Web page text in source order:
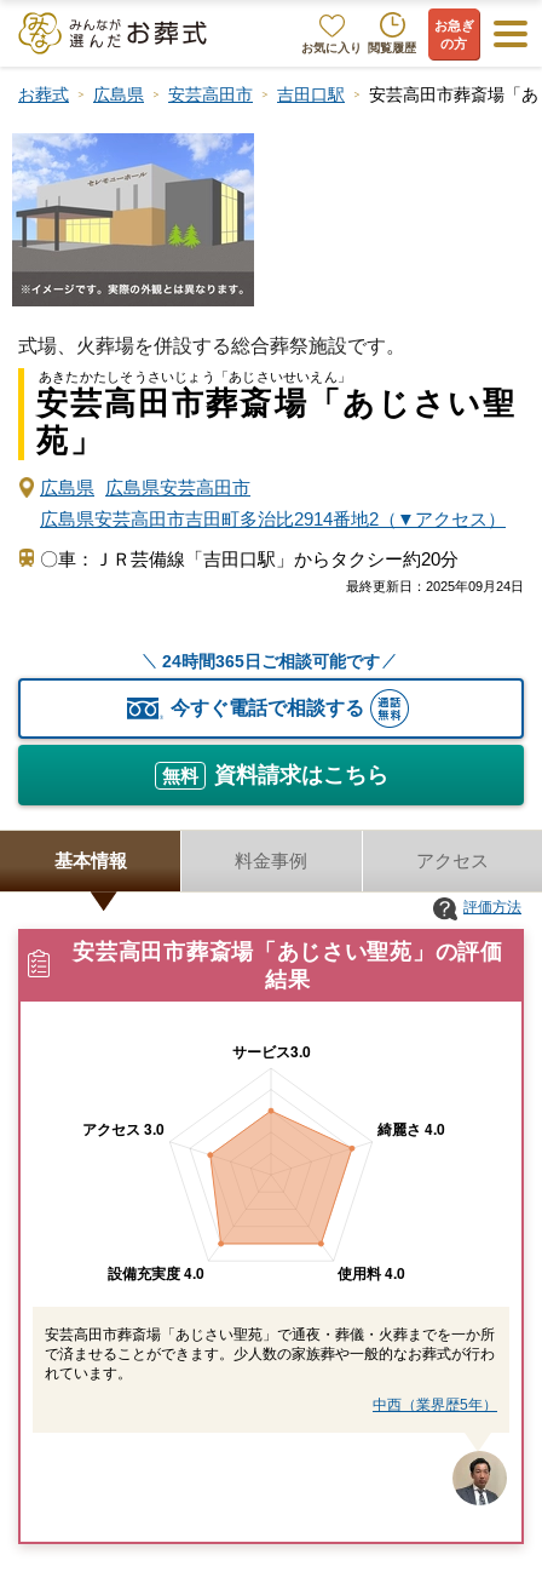
お気に入り 閲覧履歴
お急ぎ
の方
お葬式 広島県 安芸高田市 吉田口駅 安芸高田市葬斎場「
式場、火葬場を併設する総合葬祭施設です。
あきたかたしそうさいじょう「あじさいせいえん」
安芸高田市葬斎場「あじさい聖
苑」
広島県
広島県安芸高田市
広島県安芸高田市吉田町多治比2914番地2（▼アクセス）
〇車：ＪＲ芸備線「吉田口駅」からタクシー約20分
最終更新日： 2025年09月24日
24時間365日ご相談可能です
今すぐ電話で相談する
無料 資料請求はこちら
基本情報 料金事例 アクセス
安芸高田市葬斎場「あじさい聖苑」の評価
結果
評価方法
安芸高田市葬斎場「あじさい聖苑」で通夜・葬儀・火葬までを一か所
で済ませることができます。少人数の家族葬や一般的なお葬式が行わ
れています。
中西（業界歴5年）